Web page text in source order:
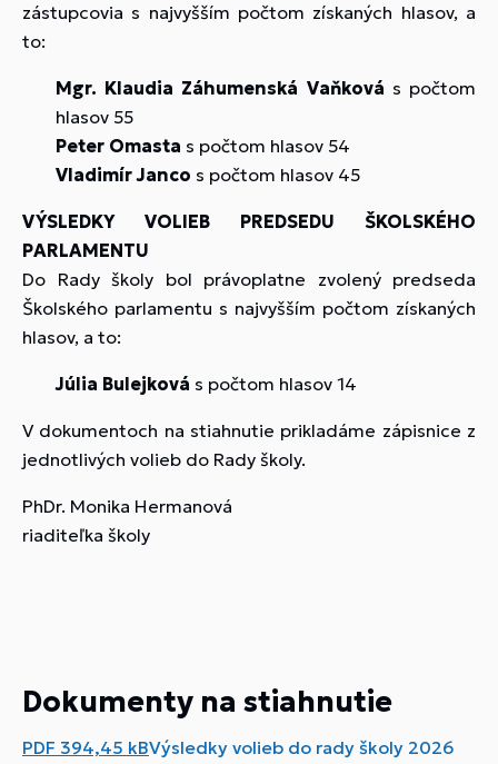
zástupcovia s najvyšším počtom získaných hlasov, a
to:
Mgr. Klaudia Záhumenská Vaňková s počtom
hlasov 55
Peter Omasta s počtom hlasov 54
Vladimír Janco s počtom hlasov 45
VÝSLEDKY VOLIEB PREDSEDU ŠKOLSKÉHO
PARLAMENTU
Do Rady školy bol právoplatne zvolený predseda
Školského parlamentu s najvyšším počtom získaných
hlasov, a to:
Júlia Bulejková s počtom hlasov 14
V dokumentoch na stiahnutie prikladáme zápisnice z
jednotlivých volieb do Rady školy.
PhDr. Monika Hermanová
riaditeľka školy
Dokumenty na stiahnutie
PDF 394,45 kBVýsledky volieb do rady školy 2026